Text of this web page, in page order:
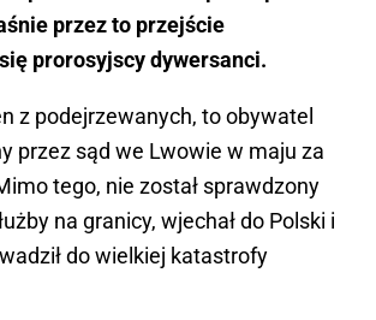
przez to przejście
prorosyjscy dywersanci.
z podejrzewanych, to obywatel
przez sąd we Lwowie w maju za
tego, nie został sprawdzony
na granicy, wjechał do Polski i
do wielkiej katastrofy